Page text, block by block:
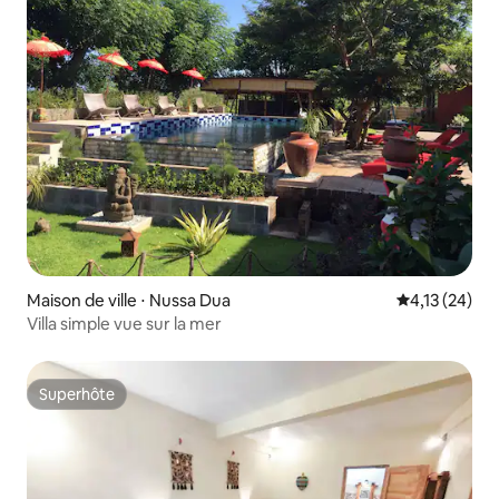
Maison de ville ⋅ Nussa Dua Évaluation
4,13 (24)
Villa simple vue sur la mer
Superhôte
Superhôte